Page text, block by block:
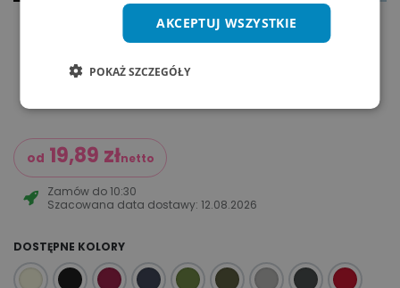
od 19,89 złnetto
Zamów do10:30
Szacowana data dostawy:12.08.2026
DOSTĘPNE KOLORY
AKCEPTUJ WSZYSTKIE
POKAŻ SZCZEGÓŁY